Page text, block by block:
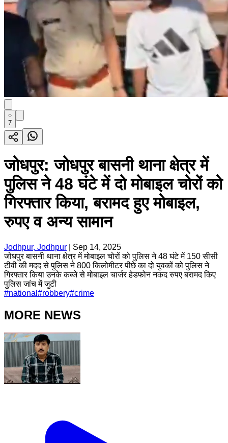
7
जोधपुर: जोधपुर बासनी थाना क्षेत्र में
पुलिस ने 48 घंटे में दो मोबाइल चोरों को
गिरफ्तार किया, बरामद हुए मोबाइल,
रुपए व अन्य सामान
Jodhpur, Jodhpur
Sep 14, 2025
जोधपुर बासनी थाना क्षेत्र में मोबाइल चोरों को पुलिस ने 48 घंटे में 150 सीसी
टीवी की मदद से पुलिस ने 800 किलोमीटर पीछे का दो युवकों को पुलिस ने
गिरफ्तार किया उनके कब्जे से मोबाइल चार्जर हेडफोन नकद रुपए बरामद किए
पुलिस जांच में जुटी
#national #robbery#crime
MORE NEWS